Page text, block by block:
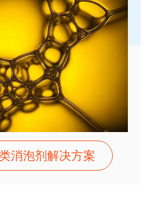
消泡剂解决方案